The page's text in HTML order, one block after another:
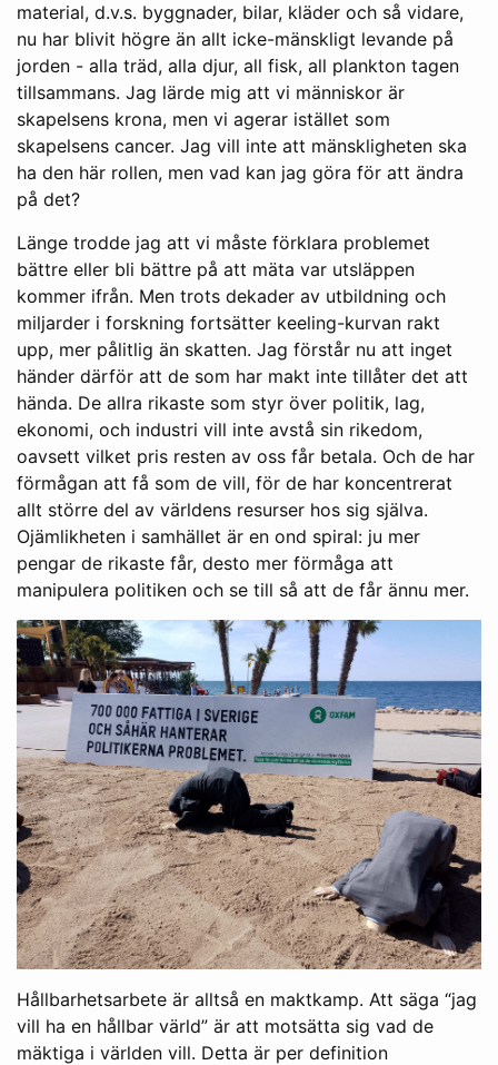
material, d.v.s. byggnader, bilar, kläder och så vidare,
nu har blivit högre än allt icke-mänskligt levande på
jorden - alla träd, alla djur, all fisk, all plankton tagen
tillsammans. Jag lärde mig att vi människor är
skapelsens krona, men vi agerar istället som
skapelsens cancer. Jag vill inte att mänskligheten ska
ha den här rollen, men vad kan jag göra för att ändra
på det?
Länge trodde jag att vi måste förklara problemet
bättre eller bli bättre på att mäta var utsläppen
kommer ifrån. Men trots dekader av utbildning och
miljarder i forskning fortsätter keeling-kurvan rakt
upp, mer pålitlig än skatten. Jag förstår nu att inget
händer därför att de som har makt inte tillåter det att
hända. De allra rikaste som styr över politik, lag,
ekonomi, och industri vill inte avstå sin rikedom,
oavsett vilket pris resten av oss får betala. Och de har
förmågan att få som de vill, för de har koncentrerat
allt större del av världens resurser hos sig själva.
Ojämlikheten i samhället är en ond spiral: ju mer
pengar de rikaste får, desto mer förmåga att
manipulera politiken och se till så att de får ännu mer.
Hållbarhetsarbete är alltså en maktkamp. Att säga “jag
vill ha en hållbar värld” är att motsätta sig vad de
mäktiga i världen vill. Detta är per definition